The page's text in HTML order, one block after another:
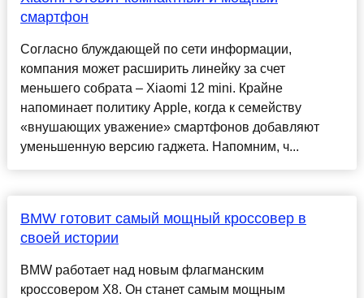
смартфон
Согласно блуждающей по сети информации,
компания может расширить линейку за счет
меньшего собрата – Xiaomi 12 mini. Крайне
напоминает политику Apple, когда к семейству
«внушающих уважение» смартфонов добавляют
уменьшенную версию гаджета. Напомним, ч...
BMW готовит самый мощный кроссовер в
своей истории
BMW работает над новым флагманским
кроссовером X8. Он станет самым мощным